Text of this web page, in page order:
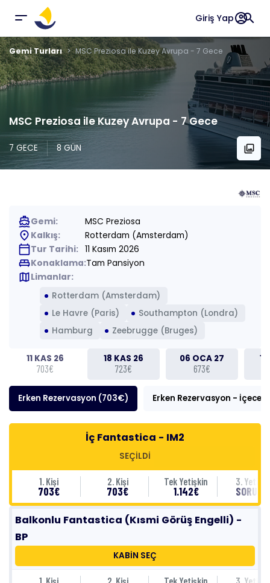
Giriş Yapaccount_circlesearch
Gemi Turları MSC Preziosa ile Kuzey Avrupa - 7 Gece
MSC Preziosa ile Kuzey Avrupa - 7 Gece
7 GECE 8 GÜN collections
directions_boatGemi: MSC Preziosa
place Kalkış: Rotterdam (Amsterdam)
calendar_todayTur Tarihi: 11 Kasım 2026
king_bedKonaklama:Tam Pansiyon
map Limanlar:
Rotterdam (Amsterdam)
Le Havre (Paris)
Southampton (Londra)
Hamburg
Zeebrugge (Bruges)
11 KAS 26
703€
18 KAS 26
723€
06 OCA 27
673€
Erken Rezervasyon (703€) Erken Rezervasyon -
İç Fantastica - IM2
SEÇİLDİ
1. Kişi
703€
2. Kişi
703€
Tek Yetişkin
1.142€
3.
Balkonlu Fantastica (Kısmi Görüş Engelli) -
BP
KABİN SEÇ
1. Kişi 2. Kişi Tek Yetişkin 3.